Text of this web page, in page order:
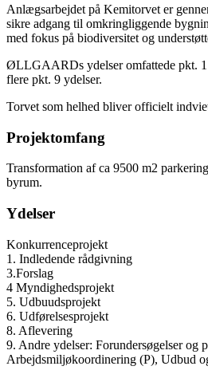
Anlægsarbejdet på Kemitorvet er
sikre adgang til omkringliggende
med fokus på biodiversitet og
ØLLGAARDs ydelser omfattede pkt.
flere pkt. 9 ydelser.
Torvet som helhed bliver officielt
Projektomfang
Transformation af ca 9500 m2
byrum.
Ydelser
Konkurrenceprojekt
1. Indledende rådgivning
3.Forslag
4 Myndighedsprojekt
5. Udbuudsprojekt
6. Udførelsesprojekt
8. Aflevering
9. Andre ydelser: Forundersøgelser og
Arbejdsmiljøkoordinering (P), Udbud